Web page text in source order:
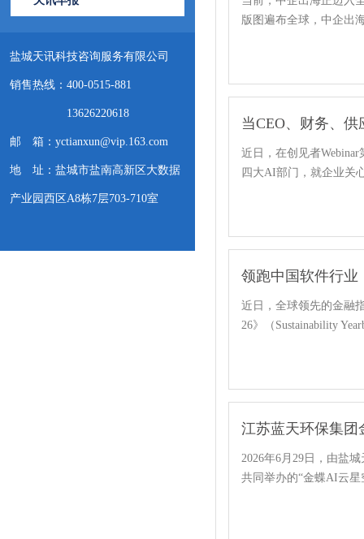
盐城天讯科技咨询服务有限公司
销售热线：400-0515-881
13626220618
邮 箱：yctianxun@vip.163.com
地 址：盐城市盐南高新区大数据
产业园西区A8栋7层703-710室
版图遍布全球，中企出
当CEO、财务、
近日，在创见者
四大AI部门，就企业关
领跑中国软件行业
近日，全球领先的金融
26》（Sustainability
2026年6月29日，由盐
共同举办的“金蝶AI云